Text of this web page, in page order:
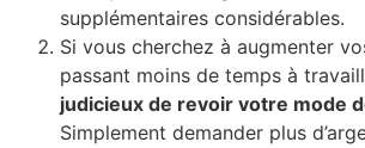
supplémentaires considérables.
Si vous cherchez à augmenter
passant moins de temps à
judicieux de revoir votre mode
Simplement demander plus